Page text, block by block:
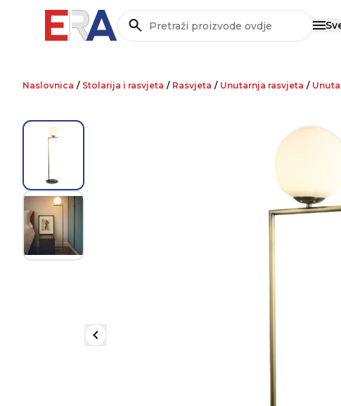
Pretraži
Naslovnica / Stolarija i rasvjeta / Rasvjeta / Unutarnja rasvjeta /